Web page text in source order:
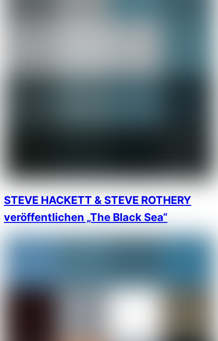
STEVE HACKETT & STEVE ROTHERY
veröffentlichen „The Black Sea“